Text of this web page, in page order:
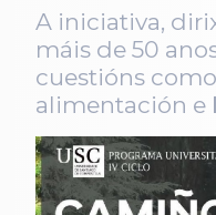
A iniciativa,
máis de 50
cuestións
alimentación e